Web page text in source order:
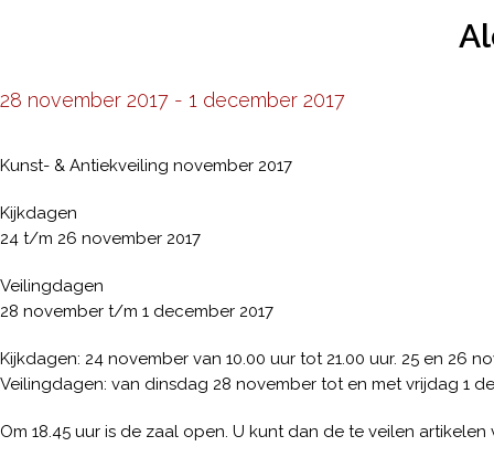
28 november 2017 - 1 december 2017
Kunst- & Antiekveiling november 2017
Kijkdagen
24 t/m 26 november 2017
Veilingdagen
28 november t/m 1 december 2017
Kijkdagen: 24 november van 10.00 uur tot 21.00 uur. 25 en 26
Veilingdagen: van dinsdag 28 november tot en met vrijdag 1
Om 18.45 uur is de zaal open. U kunt dan de te veilen